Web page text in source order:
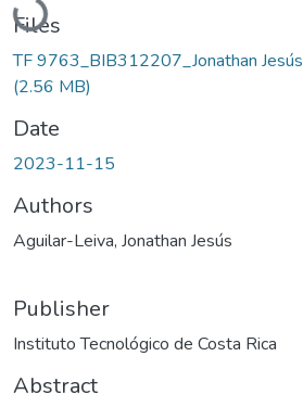
Loading...
Files
TF 9763_BIB312207_Jonathan
(2.56 MB)
Date
2023-11-15
Authors
Aguilar-Leiva, Jonathan Jesús
Publisher
Instituto Tecnológico de Costa Rica
Abstract